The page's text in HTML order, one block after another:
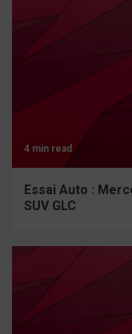
4 min read
Essai Auto :
SUV GLC